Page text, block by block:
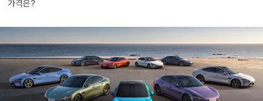
가격은?